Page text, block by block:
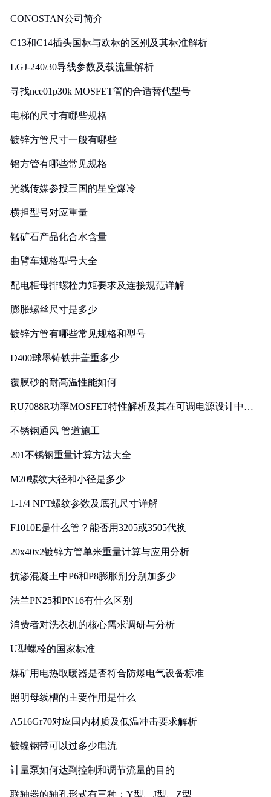
CONOSTAN公司简介
C13和C14插头国标与欧标的区别及其标准解析
LGJ-240/30导线参数及载流量解析
寻找nce01p30k MOSFET管的合适替代型号
电梯的尺寸有哪些规格
镀锌方管尺寸一般有哪些
铝方管有哪些常见规格
光线传媒参投三国的星空爆冷
横担型号对应重量
锰矿石产品化合水含量
曲臂车规格型号大全
配电柜母排螺栓力矩要求及连接规范详解
膨胀螺丝尺寸是多少
镀锌方管有哪些常见规格和型号
D400球墨铸铁井盖重多少
覆膜砂的耐高温性能如何
RU7088R功率MOSFET特性解析及其在可调电源设计中的
不锈钢通风 管道施工
201不锈钢重量计算方法大全
M20螺纹大径和小径是多少
1-1/4 NPT螺纹参数及底孔尺寸详解
F1010E是什么管？能否用3205或3505代换
20x40x2镀锌方管单米重量计算与应用分析
抗渗混凝土中P6和P8膨胀剂分别加多少
法兰PN25和PN16有什么区别
消费者对洗衣机的核心需求调研与分析
U型螺栓的国家标准
煤矿用电热取暖器是否符合防爆电气设备标准
照明母线槽的主要作用是什么
A516Gr70对应国内材质及低温冲击要求解析
镀镍钢带可以过多少电流
计量泵如何达到控制和调节流量的目的
联轴器的轴孔形式有三种：Y型、J型、Z型